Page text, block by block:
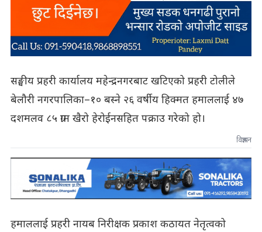
सङ्घीय प्रहरी कार्यालय महेन्द्रनगरबाट खटिएको प्रहरी टोलीले
बेलौरी नगरपालिका–१० बस्ने २६ वर्षीय हिक्मत हमाललाई ४७
दशमलव ८५ ग्राम खैरो हेरोईनसहित पक्राउ गरेको हो।
विज्ञापन
हमाललाई प्रहरी नायब निरीक्षक प्रकाश कठायत नेतृत्वको